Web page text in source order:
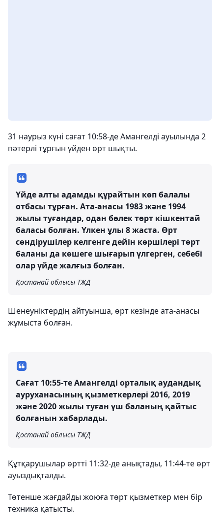
31 наурыз күні сағат 10:58-де Амангелді ауылында 2
пәтерлі тұрғын үйден өрт шықты.
Үйде алты адамды құрайтын көп балалы
отбасы тұрған. Ата-анасы 1983 және 1994
жылы туғандар, одан бөлек төрт кішкентай
баласы болған. Үлкен ұлы 8 жаста. Өрт
сөндірушілер келгенге дейін көршілері төрт
баланы да көшеге шығарып үлгерген, себебі
олар үйде жалғыз болған.
Қостанай облысы ТЖД
Шенеуніктердің айтуынша, өрт кезінде ата-анасы
жұмыста болған.
Сағат 10:55-те Амангелді орталық аудандық
ауруханасының қызметкерлері 2016, 2019
және 2020 жылы туған үш баланың қайтыс
болғанын хабарлады.
Қостанай облысы ТЖД
Құтқарушылар өртті 11:32-де анықтады, 11:44-те өрт
ауыздықталды.
Төтенше жағдайды жоюға төрт қызметкер мен бір
техника қатысты.